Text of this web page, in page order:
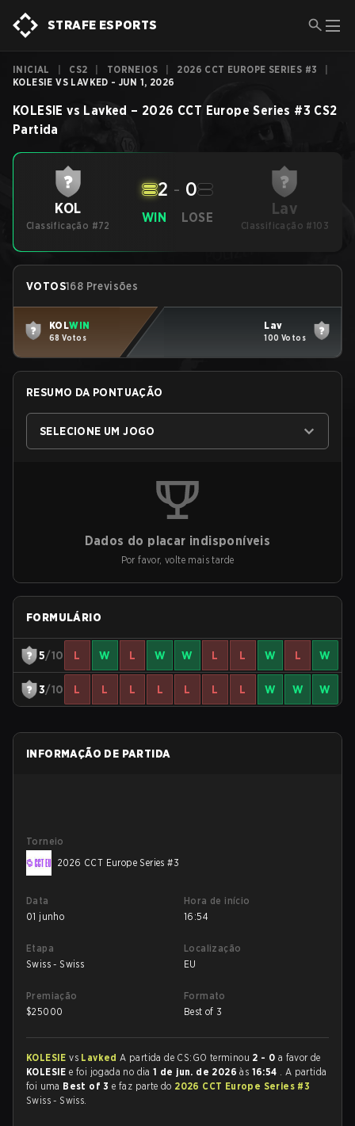
STRAFE ESPORTS
INICIAL CS2 TORNEIOS 2026 CCT EUROPE SERIES #3
KOLESIE VS LAVKED - JUN 1, 2026
KOLESIE vs Lavked – 2026 CCT Europe Series #3 CS2
Partida
KOL
Classificação #72
WIN
2 - 0
LOSE Lav
Classificação #103
VOTOS168 Previsões
KOLWIN
68 Votos
Lav
100 Votos
RESUMO DA PONTUAÇÃO
SELECIONE UM JOGO
Dados do placar indisponíveis
Por favor, volte mais tarde
FORMULÁRIO
5/10 L W L W W L L W L W
3/10 L L L L L L L W W W
INFORMAÇÃO DE PARTIDA
Torneio
2026 CCT Europe Series #3
Data
01 junho
Hora de início
16:54
Etapa
Swiss - Swiss
Localização
EU
Premiação
$25000
Formato
Best of 3
KOLESIEvs LavkedA partida de CS:GO terminou 2 - 0 a favor de
KOLESIEe foi jogada no dia1 de jun. de 2026às 16:54 . A partida
foi uma Best of 3e faz parte do 2026 CCT Europe Series #3
Swiss - Swiss.